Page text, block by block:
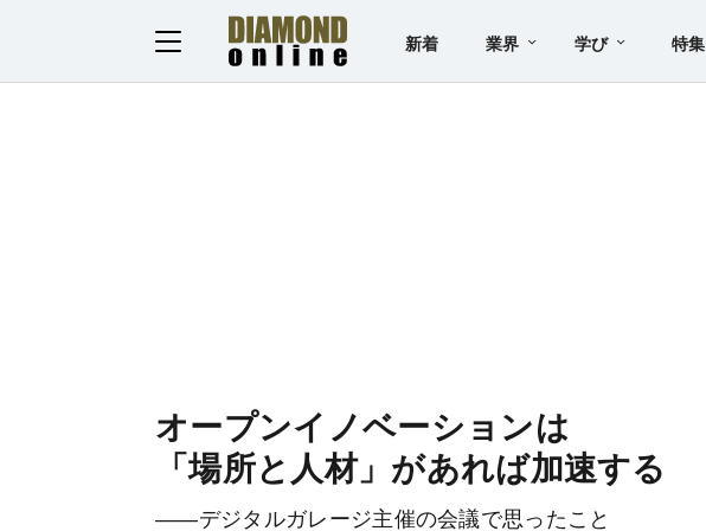
新着 業界 学び 特集
オープンイノベーションは
「場所と人材」があれば加速する
――デジタルガレージ主催の会議で思ったこと